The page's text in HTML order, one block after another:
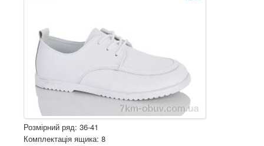
Розмірний ряд: 36-41
Комплектація ящика: 8